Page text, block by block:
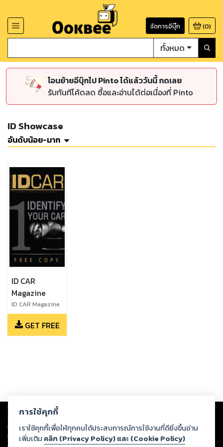
จัดการอีบุ๊ก (0)
ทั้งหมด
โอนย้ายอีบุ๊กไป Pinto ได้แล้ววันนี้ กดเลย
รับทันทีโค้ดลด ซื้อและอ่านได้ต่อเนื่องที่ Pinto
ID Showcase
อันดับน้อย-มาก
ID CAR
Magazine
ID CAR Magazine
GET FREE
Copyright © 2026
ต่อผลงานหรือเนื้อหาใดที่อัปโหลดผ่านเว็บไซต์และปรากฏว่าละเมิดสิทธิใน
ทรัพย์สินทางปัญญาของบุคคลอื่นหรือขัดต่อกฎหมายและศีลธรรม ดังนั้น ผู้อ่าน
ทุกท่านโปรดใช้วิจารณญาณในการกลั่นกรองด้วยตนเอง และหากท่านพบว่าส่วน
การใช้คุกกี้
เราใช้คุกกี้เพื่อให้ทุกคนได้ประสบการณ์การใช้งานที่ดียิ่งขึ้นอ่าน
เพิ่มเติม คลิก (Privacy Policy) และ (Cookie Policy)